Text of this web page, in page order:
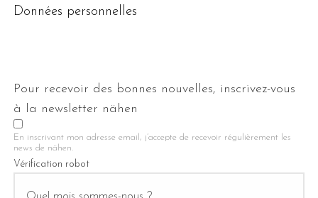
Données personnelles
Pour recevoir des bonnes nouvelles, inscrivez-vous
à la newsletter nähen
En inscrivant mon adresse email, j’accepte de recevoir régulièrement les
news de nähen.
Vérification robot